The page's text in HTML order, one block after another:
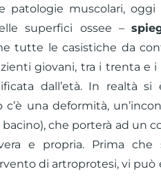
patologie muscolari, oggi
superfici ossee –
tutte le casistiche da
giovani, tra i trenta e i
dall’età. In realtà
c’è una deformità,
che porterà ad un
e propria. Prima che
di artroprotesi, vi può